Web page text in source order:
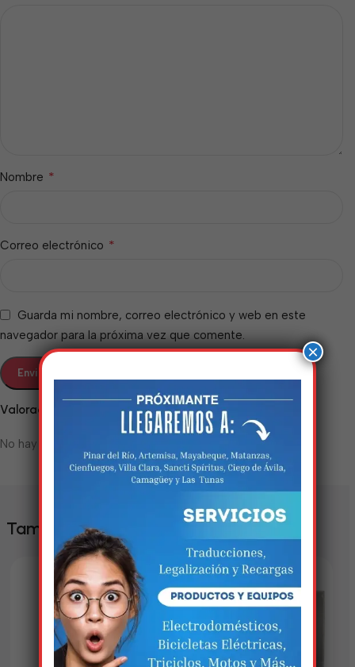
Valoraciones
No hay valoraciones aún.
Nombre *
Correo electrónico *
Guarda mi nombre, correo electrónico y web en este
navegador para la próxima vez que comente.
También te puede interesar
×
Estamos trabalhando
nisso!
Em breve, esta página estará
disponível com novidades
incríveis. Agradecemos pela
paciência e compreensão.